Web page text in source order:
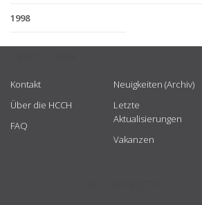
1998
Kontakt
Über die HCCH
FAQ
Neuigkeiten (Archiv)
Letzte
Aktualisierungen
Vakanzen